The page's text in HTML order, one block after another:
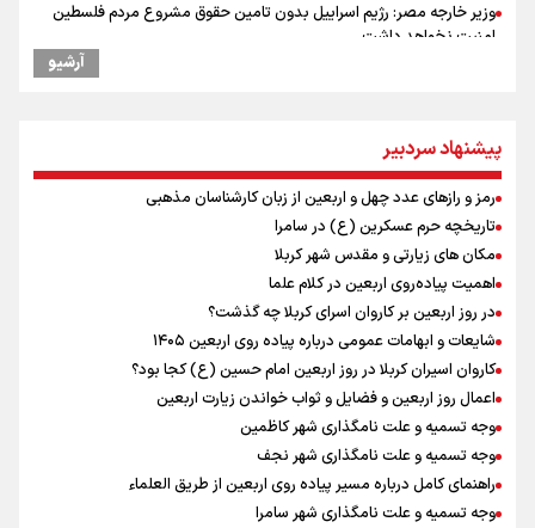
وزیر خارجه مصر: رژیم اسراییل بدون تامین حقوق مشروع مردم فلسطین
امنیت نخواهد داشت
ندارد
نشست وزیران خارجه مصر، ترکیه، پاکستان و عربستان با محوریت تحولات
منطقه
ارائه بیش از ۲ میلیون خدمات بهداشتی-درمانی به زائران اربعین
معاون وزیر خارجه : مذاکره نه معجزه است و نه خیانت
پخش قسمت اول گفت‌وگوی رئیس‌جمهور بعد از خبر ۲۲
ازهوش مصنوعی تا طلای مجازی/ شجیع: با نگاه بدبینانه هم نتایج هانگژو
را در ناگویا تکرار می‌کنیم+ فیلم
ارتش در آمادگی کامل قرار دارد/ توان رزم ارتش بی وقفه در حال ارتقا است
ونس: ایرانی‌ها مذاکره‌کنندگان سرسختی هستند
آرشیو
پیشنهاد سردبیر
رمز و رازهای عدد چهل و اربعین از زبان کارشناسان مذهبی
تاریخچه حرم عسکرین (ع) در سامرا
مکان های زیارتی و مقدس شهر کربلا
اهمیت پیاده‌روی اربعین در کلام علما
در روز اربعین بر کاروان اسرای کربلا چه گذشت؟
شایعات و ابهامات عمومی درباره پیاده روی اربعین ۱۴۰۵
کاروان اسیران کربلا در روز اربعین امام حسین (ع) کجا بود؟
اعمال روز اربعین و فضایل و ثواب خواندن زیارت اربعین
وجه تسمیه و علت نامگذاری شهر کاظمین
وجه تسمیه و علت نامگذاری شهر نجف
راهنمای کامل درباره مسیر پیاده روی اربعین از طریق العلماء
وجه تسمیه و علت نامگذاری شهر سامرا